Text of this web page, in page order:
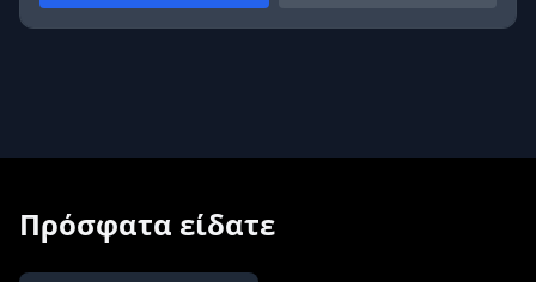
Πρόσφατα είδατε